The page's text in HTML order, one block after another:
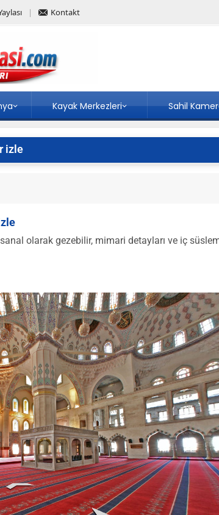
Kontakt
Kayak Merkezleri Sahil
izle
olarak gezebilir, mimari detayları ve iç